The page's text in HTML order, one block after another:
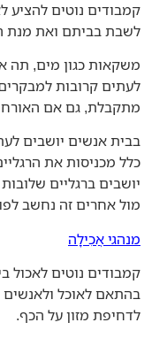
קמבודים נוטים להציע
לשבת בביתם ואת מנת
משקאות כגון מים, תה
לעתים קרובות
מתקבלת, גם אם האורח
בבית אנשים יושבים
כלל מכניסות את
יושבים ברגליים
מול אחרים זה נחשב
מנהגי אֲכִילָה
קמבודים נוטים לאכול
בהתאם לאוכל
לדחיפת מזון על הכף.